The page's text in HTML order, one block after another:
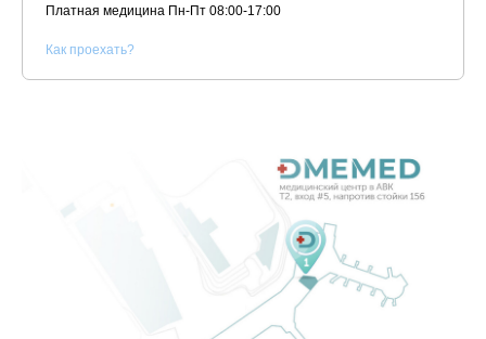
Платная медицина Пн-Пт 08:00-17:00
Как проехать?